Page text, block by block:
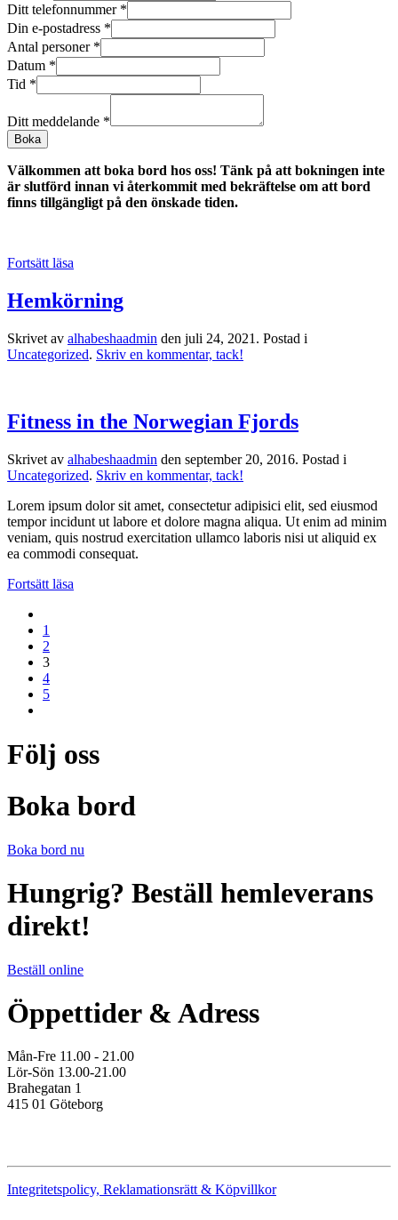
Ditt telefonnummer *
Din e-postadress *
Antal personer *
Datum *
Tid *
Ditt meddelande *
Boka
Välkommen att boka bord hos oss! Tänk på att bokningen inte
är slutförd innan vi återkommit med bekräftelse om att bord
finns tillgängligt på den önskade tiden.
Fortsätt läsa
Hemkörning
Skrivet av alhabeshaadmin den juli 24, 2021 . Postad i
Uncategorized. Skriv en kommentar, tack!
Fitness in the Norwegian Fjords
Skrivet av alhabeshaadmin den september 20, 2016. Postad i
Uncategorized. Skriv en kommentar, tack!
Lorem ipsum dolor sit amet, consectetur adipisici elit, sed eiusmod
tempor incidunt ut labore et dolore magna aliqua. Ut enim ad minim
veniam, quis nostrud exercitation ullamco laboris nisi ut aliquid ex
ea commodi consequat.
Fortsätt läsa
1
2
3
4
5
Följ oss
Boka bord
Boka bord nu
Hungrig? Beställ hemleverans
direkt!
Beställ online
Öppettider & Adress
Mån-Fre 11.00 - 21.00
Lör-Sön 13.00-21.00
Brahegatan 1
415 01 Göteborg
Integritetspolicy, Reklamationsrätt & Köpvillkor